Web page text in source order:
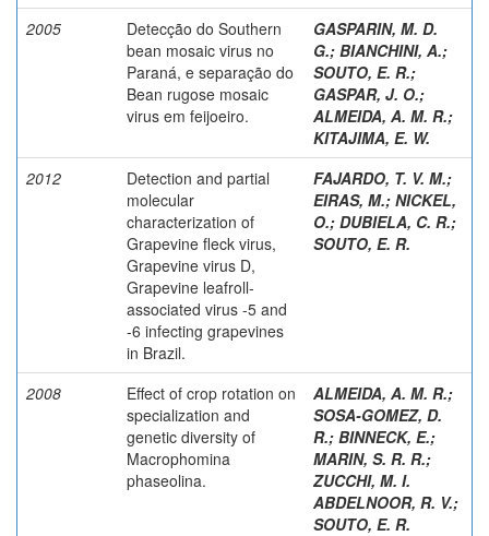
2005
Detecção do Southern
bean mosaic virus no
Paraná, e separação do
Bean rugose mosaic
virus em feijoeiro.
GASPARIN, M. D.
G.; BIANCHINI, A.;
SOUTO, E. R.;
GASPAR, J. O.;
ALMEIDA, A. M. R.;
KITAJIMA, E. W.
2012
Detection and partial
molecular
characterization of
Grapevine fleck virus,
Grapevine virus D,
Grapevine leafroll-
associated virus -5 and
-6 infecting grapevines
in Brazil.
FAJARDO, T. V. M.;
EIRAS, M.; NICKEL,
O.; DUBIELA, C. R.;
SOUTO, E. R.
2008
Effect of crop rotation on
specialization and
genetic diversity of
Macrophomina
phaseolina.
ALMEIDA, A. M. R.;
SOSA-GOMEZ, D.
R.; BINNECK, E.;
MARIN, S. R. R.;
ZUCCHI, M. I.
ABDELNOOR, R. V.;
SOUTO, E. R.